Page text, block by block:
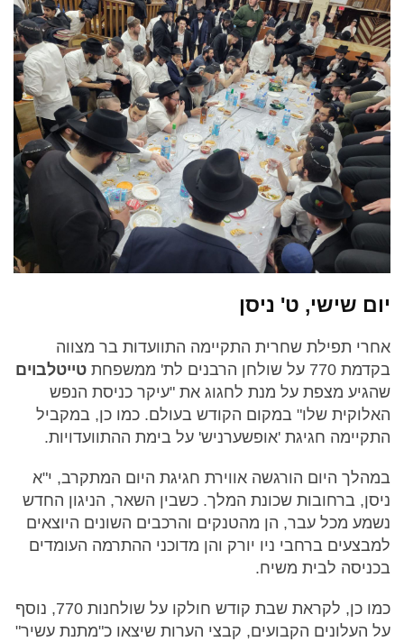
יום שישי, ט' ניסן
אחרי תפילת שחרית התקיימה התוועדות בר מצווה
בקדמת 770 על שולחן הרבנים לת' ממשפחת
טייטלבוים
שהגיע מצפת על מנת לחגוג את "עיקר כניסת הנפש
האלוקית שלו" במקום הקודש בעולם. כמו כן, במקביל
התקיימה חגיגת 'אופשערניש' על בימת ההתוועדויות.
במהלך היום הורגשה אווירת חגיגת היום המתקרב, י"א
ניסן, ברחובות שכונת המלך. כשבין השאר, הניגון החדש
נשמע מכל עבר, הן מהטנקים והרכבים השונים היוצאים
למבצעים ברחבי ניו יורק והן מדוכני ההתרמה העומדים
בכניסה לבית משיח.
כמו כן, לקראת שבת קודש חולקו על שולחנות 770, נוסף
על העלונים הקבועים, קבצי הערות שיצאו כ"מתנת עשיר"